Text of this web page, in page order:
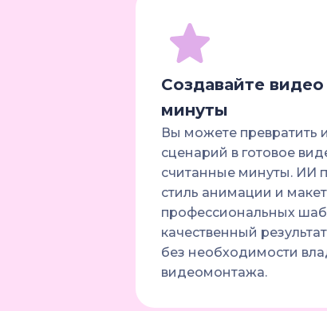
Создавайте
минуты
Вы можете превратить
сценарий в готовое
считанные минуты. ИИ
стиль анимации и
профессиональных
качественный
без необходимости
видеомонтажа.